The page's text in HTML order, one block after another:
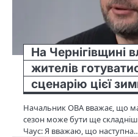
На Чернігівщині
жителів
сценарію цієї
Начальник ОВА вважає, що
сезон може бути ще
Чаус: Я вважаю, що